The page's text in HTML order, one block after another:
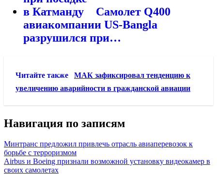
Самолет Q400
авиакомпании US-Bangla
разрушился при…
Читайте также
МАК зафиксировал тенденцию к
увеличению аварийности в гражданской авиации
Навигация по записям
Минтранс предложил привлечь отрасль авиаперевозок к
борьбе с терроризмом
Airbus и Boeing признали возможной установку видеокамер в
своих самолетах